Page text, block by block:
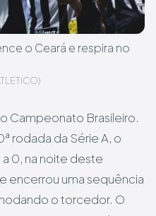
o Ceará e respira no
Campeonato Brasileiro.
rodada da Série A, o
0, na noite deste
encerrou uma sequência
o torcedor. O